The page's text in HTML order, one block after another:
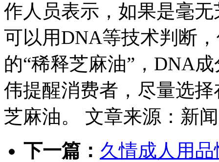
作人员表示，如果是毫
可以用DNA等技术判断
的“稀释芝麻油”，
伟提醒消费者，尽量选
芝麻油。 文章来源：新
下一篇： 久情成人用